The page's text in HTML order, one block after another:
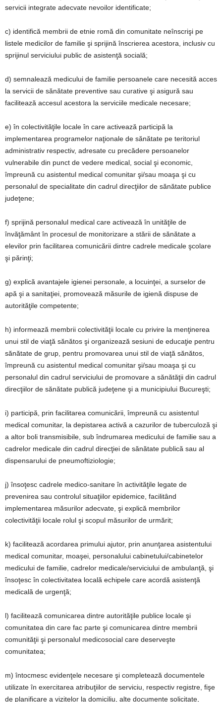
servicii integrate adecvate nevoilor identificate;
c) identifică membrii de etnie romă din comunitate neînscrişi pe
listele medicilor de familie şi sprijină înscrierea acestora, inclusiv cu
sprijinul serviciului public de asistenţă socială;
d) semnalează medicului de familie persoanele care necesită acces
la servicii de sănătate preventive sau curative şi asigură sau
facilitează accesul acestora la serviciile medicale necesare;
e) în colectivităţile locale în care activează participă la
implementarea programelor naţionale de sănătate pe teritoriul
administrativ respectiv, adresate cu precădere persoanelor
vulnerabile din punct de vedere medical, social şi economic,
împreună cu asistentul medical comunitar şi/sau moaşa şi cu
personalul de specialitate din cadrul direcţiilor de sănătate publice
judeţene;
f) sprijină personalul medical care activează în unităţile de
învăţământ în procesul de monitorizare a stării de sănătate a
elevilor prin facilitarea comunicării dintre cadrele medicale şcolare
şi părinţi;
g) explică avantajele igienei personale, a locuinţei, a surselor de
apă şi a sanitaţiei, promovează măsurile de igienă dispuse de
autorităţile competente;
h) informează membrii colectivităţii locale cu privire la menţinerea
unui stil de viaţă sănătos şi organizează sesiuni de educaţie pentru
sănătate de grup, pentru promovarea unui stil de viaţă sănătos,
împreună cu asistentul medical comunitar şi/sau moaşa şi cu
personalul din cadrul serviciului de promovare a sănătăţii din cadrul
direcţiilor de sănătate publică judeţene şi a municipiului Bucureşti;
i) participă, prin facilitarea comunicării, împreună cu asistentul
medical comunitar, la depistarea activă a cazurilor de tuberculoză şi
a altor boli transmisibile, sub îndrumarea medicului de familie sau a
cadrelor medicale din cadrul direcţiei de sănătate publică sau al
dispensarului de pneumoftiziologie;
j) însoţesc cadrele medico-sanitare în activităţile legate de
prevenirea sau controlul situaţiilor epidemice, facilitând
implementarea măsurilor adecvate, şi explică membrilor
colectivităţii locale rolul şi scopul măsurilor de urmărit;
k) facilitează acordarea primului ajutor, prin anunţarea asistentului
medical comunitar, moaşei, personalului cabinetului/cabinetelor
medicului de familie, cadrelor medicale/serviciului de ambulanţă, şi
însoţesc în colectivitatea locală echipele care acordă asistenţă
medicală de urgenţă;
l) facilitează comunicarea dintre autorităţile publice locale şi
comunitatea din care fac parte şi comunicarea dintre membrii
comunităţii şi personalul medicosocial care deserveşte
comunitatea;
m) întocmesc evidenţele necesare şi completează documentele
utilizate în exercitarea atribuţiilor de serviciu, respectiv registre, fişe
de planificare a vizitelor la domiciliu, alte documente solicitate,